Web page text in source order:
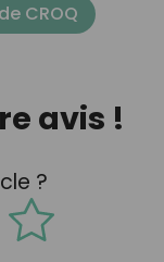
CROQ
avis !
?